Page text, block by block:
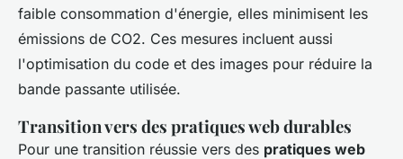
faible consommation d'énergie, elles minimisent les
émissions de CO2. Ces mesures incluent aussi
l'optimisation du code et des images pour réduire la
bande passante utilisée.
Transition vers des pratiques web durables
Pour une transition réussie vers des pratiques web